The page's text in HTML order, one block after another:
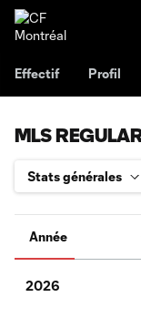
Effectif Profil
MLS
Année
2026